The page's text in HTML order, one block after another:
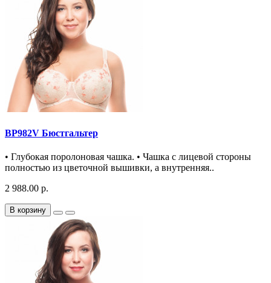
BP982V Бюстгальтер
• Глубокая поролоновая чашка. • Чашка с лицевой стороны
полностью из цветочной вышивки, а внутренняя..
2 988.00 р.
В корзину